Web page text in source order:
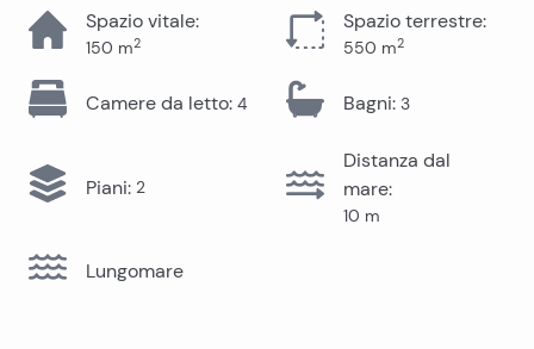
Spazio vitale:
150 m2
Spazio terrestre:
550 m2
Camere da letto: 4 Bagni: 3
Piani: 2
Distanza dal
mare:
10 m
Lungomare